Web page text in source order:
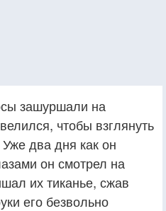
зашуршали на
чтобы взглянуть
два дня как он
он смотрел на
их тиканье, сжав
его безвольно